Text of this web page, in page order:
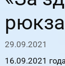
29.09.2021
16.09.2021